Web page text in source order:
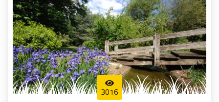
3016